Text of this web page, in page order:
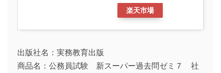
楽天市場
出版社名：実務教育出版
商品名：公務員試験 新スーパー過去問ゼミ７ 社